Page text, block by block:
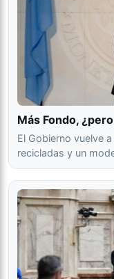
Más Fondo,
El Gobierno vuelve
recicladas y un